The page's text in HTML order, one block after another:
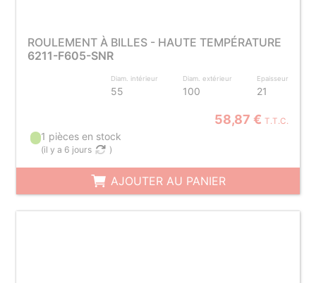
ROULEMENT À BILLES - HAUTE TEMPÉRATURE
6211-F605-SNR
Diam. intérieur
55
Diam. extérieur
100
Epaisseur
21
58,87 € T.T.C.
1 pièces en stock
(il y a 6 jours )
AJOUTER AU PANIER